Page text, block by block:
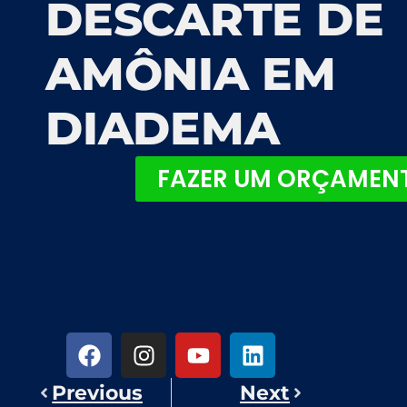
DESCARTE DE
AMÔNIA EM
DIADEMA
FAZER UM
Previous Next